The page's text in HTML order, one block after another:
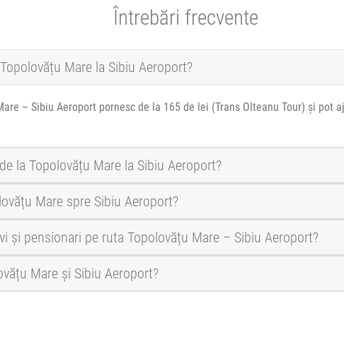
Întrebări frecvente
Mare la Sibiu Aeroport?
– Sibiu Aeroport pornesc de la 165 de lei (Trans Olteanu Tour) și pot
la Topolovățu Mare la Sibiu Aeroport?
Mare spre Sibiu Aeroport?
și pensionari pe ruta Topolovățu Mare – Sibiu Aeroport?
Mare și Sibiu Aeroport?